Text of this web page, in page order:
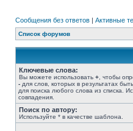
Сообщения без ответов | Активные
Список форумов
Ключевые слова:
Вы можете использовать + , чтобы
- для слов, которых в результатах
для поиска любого слова из списка.
совпадения.
Поиск по автору:
Используйте * в качестве шаблона.